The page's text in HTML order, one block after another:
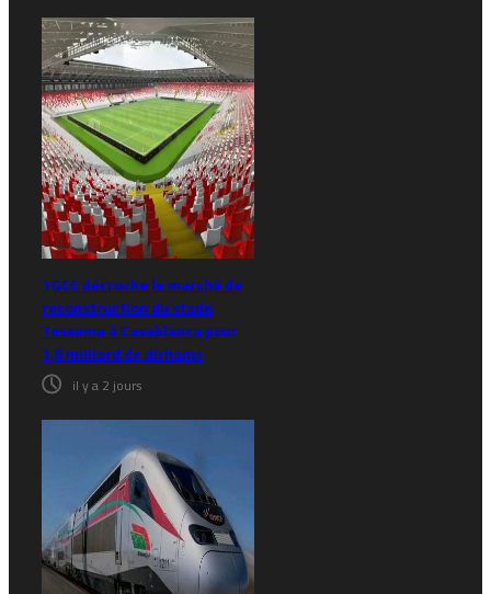
TGCC décroche le marché de
reconstruction du stade
Tessema à Casablanca pour
1,8 milliard de dirhams
il y a 2 jours